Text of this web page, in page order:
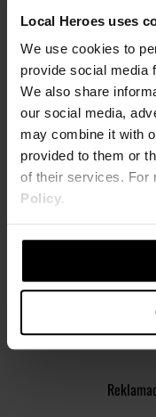
Local Heroes uses
We use cookies to
provide social media
We also share
our social media,
may combine it with
provided to them or
of their services. For
Policy.
7. Odstąpienie od
wypowiedzenie,
wymaga złożenia
oświadczenia.
może
1) kliknięcie przez
otrzymywana
2) wysłanie Dostawcy
od Umowy o
pomocą poczty
niniejszym pkt 2,
stanowiącym
niezwłocznie po